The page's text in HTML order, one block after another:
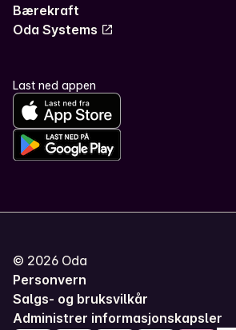
Bærekraft
Oda Systems
Last ned appen
© 2026 Oda
Personvern
Salgs- og bruksvilkår
Administrer informasjonskapsler